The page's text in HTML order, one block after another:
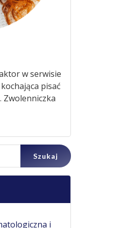
w serwisie
pisać
Zwolenniczka
i